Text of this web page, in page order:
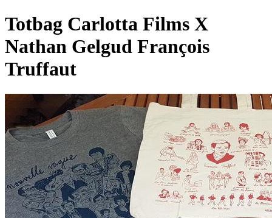
Totbag Carlotta Films X
Nathan Gelgud François
Truffaut